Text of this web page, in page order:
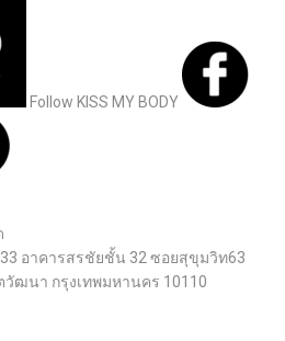
Follow KISS MY BODY
อาคารสรชัยชั้น 32 ซอยสุขุมวิท63
วัฒนา กรุงเทพมหานคร 10110